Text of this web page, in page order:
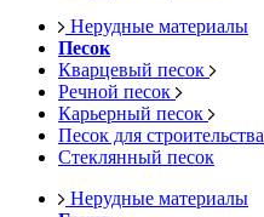
Нерудные материалы
Песок
Кварцевый песок
Речной песок
Карьерный песок
Песок для строительства
Стеклянный песок
Нерудные материалы